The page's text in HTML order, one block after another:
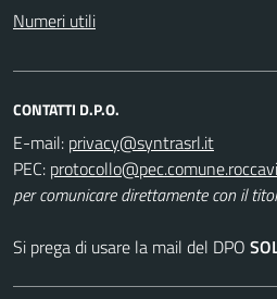
Numeri utili
CONTATTI D.P.O.
E-mail:
PEC:
per comunicare direttamente con il
Si prega di usare la mail del DPO